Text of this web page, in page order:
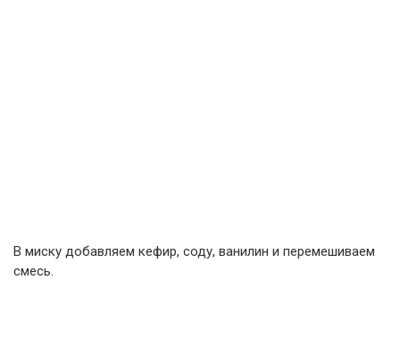
В миску добавляем кефир, соду, ванилин и перемешиваем
смесь.